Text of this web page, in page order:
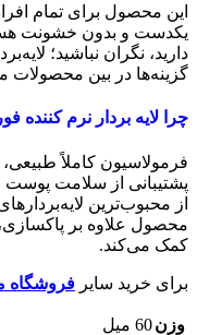
این محصول برای تمام
یکدست و بدون خشونت
دارید، نگران نباشید؛
گزینه‌ها در بین محصولات
چرا لایه‌ بردار نرم‌ کننده
فرمولاسیون کاملاً
پشتیبانی از سلامت
از محبوب‌ترین
محصول علاوه بر
کمک می‌کند.
برای خرید سایر فروشگاه
وزن60 میل